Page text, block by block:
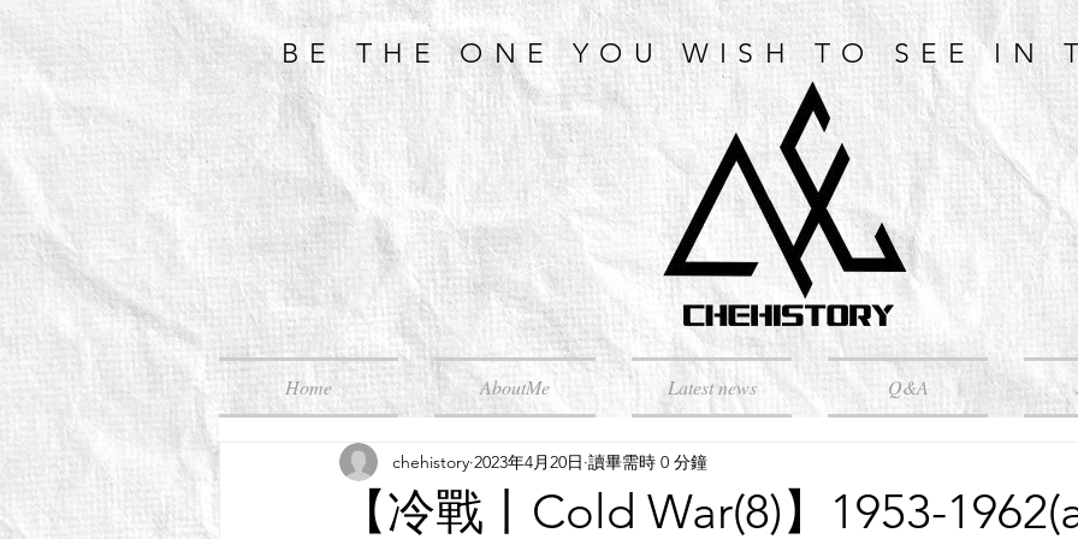
BE THE ONE YOU WISH TO SEE IN
Home AboutMe Latest news Q&A
【冷戰丨Cold War(8)】1953-
chehistory 2023年4月20日 讀畢需時 0 分鐘